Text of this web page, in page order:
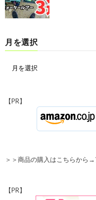
月を選択
【PR】
＞＞商品の購入はこちらから→
【PR】